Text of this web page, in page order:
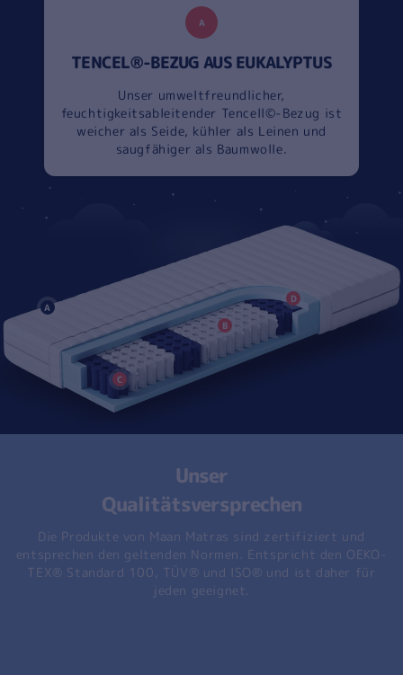
A
B
C
D
A
TENCEL®-BEZUG AUS EUKALYPTUS
Unser umweltfreundlicher,
feuchtigkeitsableitender Tencell©-Bezug ist
weicher als Seide, kühler als Leinen und
saugfähiger als Baumwolle.
Unser
Qualitätsversprechen
Die Produkte von Maan Matras sind zertifiziert und
entsprechen den geltenden Normen.
Entspricht den OEKO-
TEX® Standard 100, TÜV® und ISO® und ist daher für
jeden geeignet.